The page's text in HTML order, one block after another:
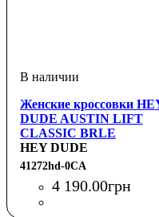
Женские кроссовки
DUDE AUSTIN LIFT
CLASSIC BRLE
HEY DUDE
41272hd-0CA
4 190.00грн